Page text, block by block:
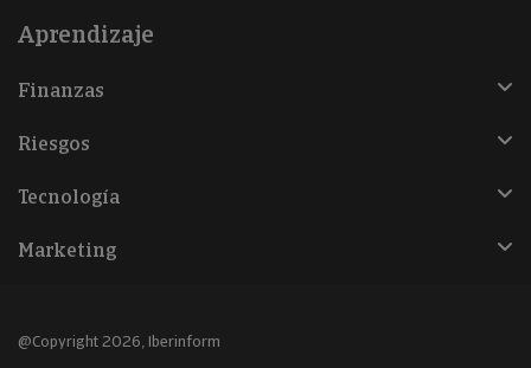
Aprendizaje
Finanzas
Riesgos
Tecnología
Marketing
@Copyright 2026, Iberinform